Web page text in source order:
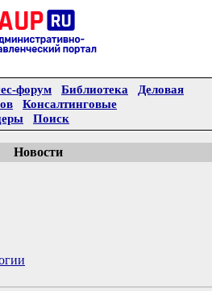
форум Библиотека
Деловая
Консалтинговые
Поиск
Новости